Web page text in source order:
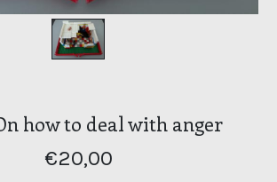
how to deal with anger
€20,00